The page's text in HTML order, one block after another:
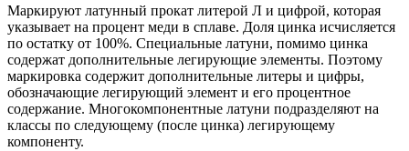
Маркируют латунный прокат литерой Л и цифрой, которая
указывает на процент меди в сплаве. Доля цинка исчисляется
по остатку от 100%. Специальные латуни, помимо цинка
содержат дополнительные легирующие элементы. Поэтому
маркировка содержит дополнительные литеры и цифры,
обозначающие легирующий элемент и его процентное
содержание. Многокомпонентные латуни подразделяют на
классы по следующему (после цинка) легирующему
компоненту.